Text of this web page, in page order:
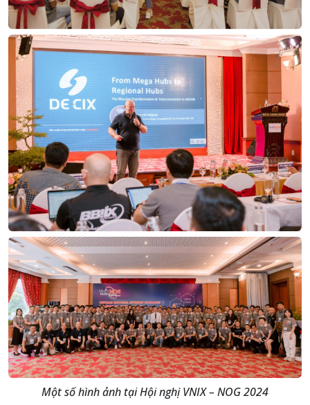
Một số hình ảnh tại Hội nghị VNIX – NOG 2024